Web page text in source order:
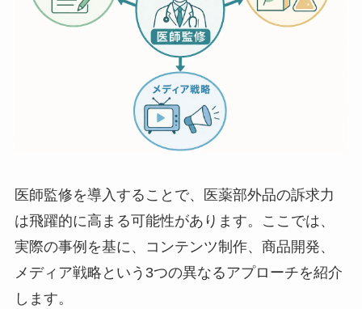
医師監修を導入することで、医薬部外品の訴求力
は飛躍的に高まる可能性があります。ここでは、
実際の事例を基に、コンテンツ制作、商品開発、
メディア戦略という3つの異なるアプローチを紹介
します。